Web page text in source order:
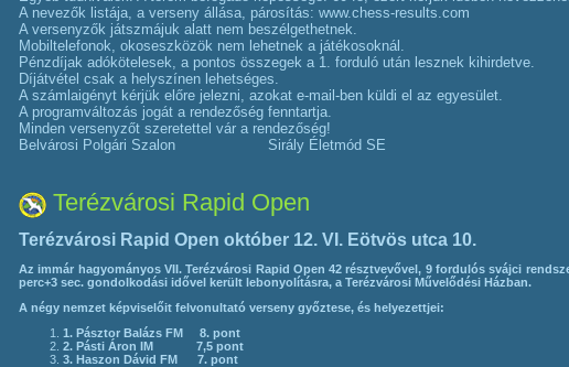
A nevezők listája, a verseny állása, párosítás: www.chess-results.com
A versenyzők játszmájuk alatt nem beszélgethetnek.
Mobiltelefonok, okoseszközök nem lehetnek a játékosoknál.
Pénzdíjak adókötelesek, a pontos összegek a 1. forduló után lesznek kihirdetve.
Díjátvétel csak a helyszínen lehetséges.
A számlaigényt kérjük előre jelezni, azokat e-mail-ben küldi el az egyesület.
A programváltozás jogát a rendezőség fenntartja.
Minden versenyzőt szeretettel vár a rendezőség!
Belvárosi Polgári Szalon Sirály Életmód SE
Terézvárosi Rapid Open
Terézvárosi Rapid Open október 12. VI. Eötvös utca 10.
Az immár hagyományos VII. Terézvárosi Rapid Open 42 résztvevővel, 9 fordulós svájci
perc+3 sec. gondolkodási idővel került lebonyolításra, a Terézvárosi Művelődési Házban.
A négy nemzet képviselőit felvonultató verseny győztese, és helyezettjei:
1. Pásztor Balázs FM 8. pont
2. Pásti Áron IM 7,5 pont
3. Haszon Dávid FM 7. pont